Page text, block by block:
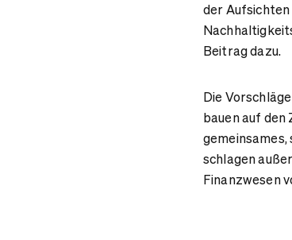
der
Beitrag dazu.
Die
bauen auf den
schlagen
Finanzwesen